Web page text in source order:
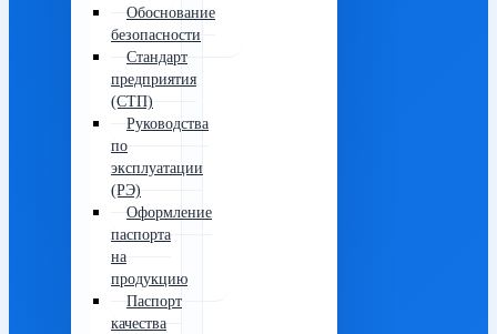
Обоснование
безопасности
Стандарт
предприятия
(СТП)
Руководства
по
эксплуатации
(РЭ)
Оформление
паспорта
на
продукцию
Паспорт
качества